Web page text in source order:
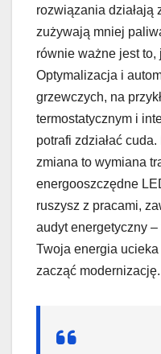
rozwiązania działają
zużywają mniej
równie ważne jest to,
Optymalizacja i
grzewczych, na
termostatycznym i
potrafi zdziałać
zmiana to wymiana
energooszczędne
ruszysz z pracami,
audyt energetyczny
Twoja energia
zacząć modernizację.